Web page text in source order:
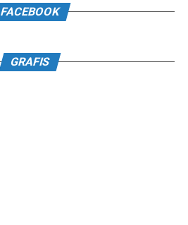
FACEBOOK
GRAFIS